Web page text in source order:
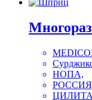
НОПА,